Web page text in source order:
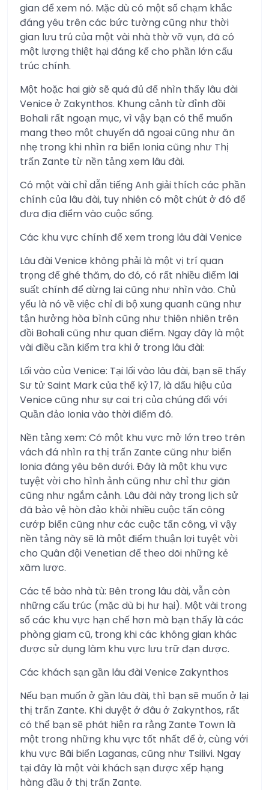
gian để xem nó. Mặc dù có một số chạm khắc
đáng yêu trên các bức tường cũng như thời
gian lưu trú của một vài nhà thờ vỡ vụn, đã có
một lượng thiệt hại đáng kể cho phần lớn cấu
trúc chính.
Một hoặc hai giờ sẽ quá đủ để nhìn thấy lâu đài
Venice ở Zakynthos. Khung cảnh từ đỉnh đồi
Bohali rất ngoạn mục, vì vậy bạn có thể muốn
mang theo một chuyến dã ngoại cũng như ăn
nhẹ trong khi nhìn ra biển Ionia cũng như Thị
trấn Zante từ nền tảng xem lâu đài.
Có một vài chỉ dẫn tiếng Anh giải thích các phần
chính của lâu đài, tuy nhiên có một chút ở đó để
đưa địa điểm vào cuộc sống.
Các khu vực chính để xem trong lâu đài Venice
Lâu đài Venice không phải là một vị trí quan
trọng để ghé thăm, do đó, có rất nhiều điểm lãi
suất chính để dừng lại cũng như nhìn vào. Chủ
yếu là nó về việc chỉ đi bộ xung quanh cũng như
tận hưởng hòa bình cũng như thiên nhiên trên
đồi Bohali cũng như quan điểm. Ngay đây là một
vài điều cần kiểm tra khi ở trong lâu đài:
Lối vào của Venice: Tại lối vào lâu đài, bạn sẽ thấy
Sư tử Saint Mark của thế kỷ 17, là dấu hiệu của
Venice cũng như sự cai trị của chúng đối với
Quần đảo Ionia vào thời điểm đó.
Nền tảng xem: Có một khu vực mở lớn treo trên
vách đá nhìn ra thị trấn Zante cũng như biển
Ionia đáng yêu bên dưới. Đây là một khu vực
tuyệt vời cho hình ảnh cũng như chỉ thư giãn
cũng như ngắm cảnh. Lâu đài này trong lịch sử
đã bảo vệ hòn đảo khỏi nhiều cuộc tấn công
cướp biển cũng như các cuộc tấn công, vì vậy
nền tảng này sẽ là một điểm thuận lợi tuyệt vời
cho Quân đội Venetian để theo dõi những kẻ
xâm lược.
Các tế bào nhà tù: Bên trong lâu đài, vẫn còn
những cấu trúc (mặc dù bị hư hại). Một vài trong
số các khu vực hạn chế hơn mà bạn thấy là các
phòng giam cũ, trong khi các không gian khác
được sử dụng làm khu vực lưu trữ đạn dược.
Các khách sạn gần lâu đài Venice Zakynthos
Nếu bạn muốn ở gần lâu đài, thì bạn sẽ muốn ở lại
thị trấn Zante. Khi duyệt ở đâu ở Zakynthos, rất
có thể bạn sẽ phát hiện ra rằng Zante Town là
một trong những khu vực tốt nhất để ở, cùng với
khu vực Bãi biển Laganas, cũng như Tsilivi. Ngay
tại đây là một vài khách sạn được xếp hạng
hàng đầu ở thị trấn Zante.